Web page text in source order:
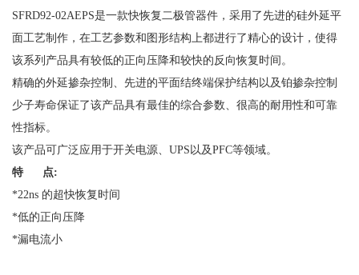
SFRD92-02AEPS是一款快恢复二极管器件，采用了先进的硅外延平
面工艺制作，在工艺参数和图形结构上都进行了精心的设计，使得
该系列产品具有较低的正向压降和较快的反向恢复时间。
精确的外延掺杂控制、先进的平面结终端保护结构以及铂掺杂控制
少子寿命保证了该产品具有最佳的综合参数、很高的耐用性和可靠
性指标。
该产品可广泛应用于开关电源、UPS以及PFC等领域。
特 点:
*22ns 的超快恢复时间
*低的正向压降
*漏电流小